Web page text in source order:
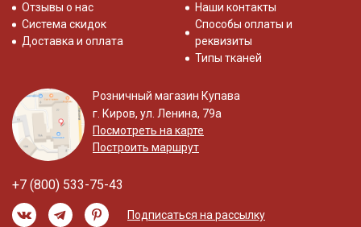
Отзывы о нас
Система скидок
Доставка и оплата
Наши контакты
Способы оплаты и
реквизиты
Типы тканей
Розничный магазин Купава
г. Киров, ул. Ленина, 79а
Посмотреть на карте
Построить маршрут
+7 (800) 533-75-43
Подписаться на рассылку